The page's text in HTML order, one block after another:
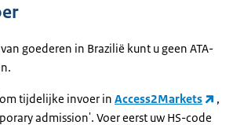
goederen in Brazilië kunt u geen ATA-
tijdelijke invoer in Access2Markets
,
admission'. Voer eerst uw HS-code